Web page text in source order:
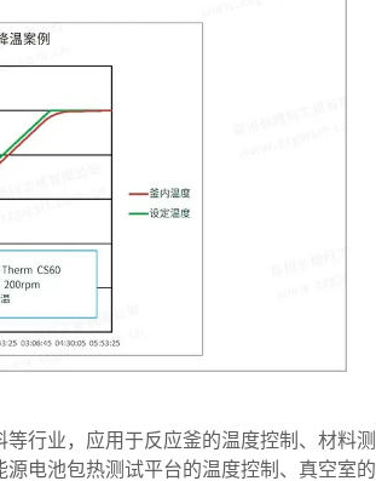
行业，应用于反应釜的温度控制、材料测
电池包热测试平台的温度控制、真空室的